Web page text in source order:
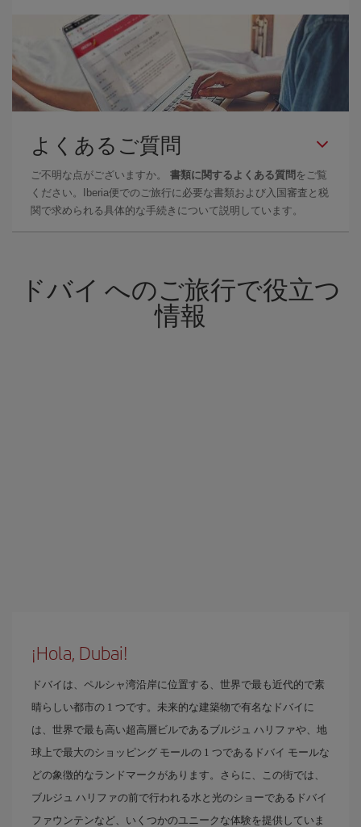
よくあるご質問
ご不明な点がございますか。 書類に関するよくある質問 をご覧
ください。Iberia便でのご旅行に必要な書類および入国審査と税
関で求められる具体的な手続きについて説明しています。
ドバイ へのご旅行で役立つ
情報
¡Hola, Dubai!
ドバイは、ペルシャ湾沿岸に位置する、世界で最も近代的で素
晴らしい都市の 1 つです。未来的な建築物で有名なドバイに
は、世界で最も高い超高層ビルであるブルジュ ハリファや、地
球上で最大のショッピング モールの 1 つであるドバイ モールな
どの象徴的なランドマークがあります。さらに、この街では、
ブルジュ ハリファの前で行われる水と光のショーであるドバイ
ファウンテンなど、いくつかのユニークな体験を提供していま